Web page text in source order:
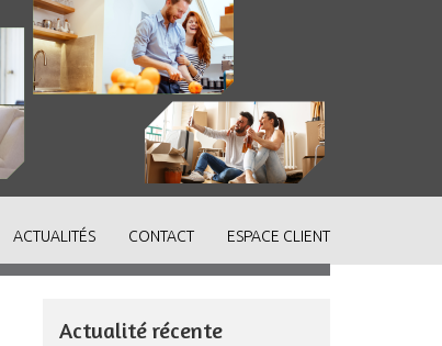
ACTUALITÉS CONTACT ESPACE CLIENT
Actualité récente